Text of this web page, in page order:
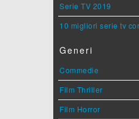
Serie TV 2019
10 migliori serie tv
Generi
Commedie
Film Thriller
Film Horror